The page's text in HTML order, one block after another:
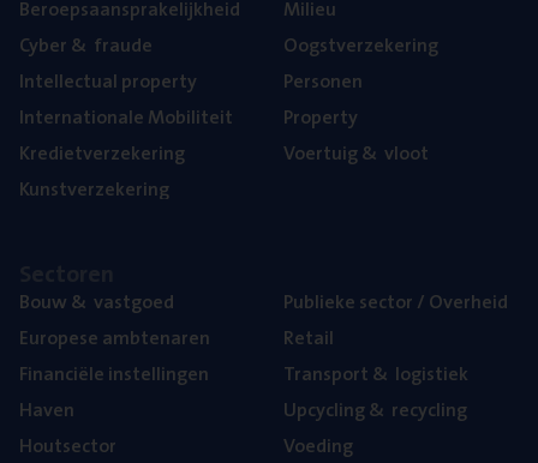
Beroeps­aan­spra­ke­lijk­heid
Cyber& fraude
Intel­lec­tu­al property
Inter­na­ti­o­na­le Mobiliteit
Kre­diet­ver­ze­ke­ring
Kunst­ver­ze­ke­ring
Mili­eu
Oogst­ver­ze­ke­ring
Per­so­nen
Pro­per­ty
Voer­tuig& vloot
Bouw& vastgoed
Euro­pe­se ambtenaren
Finan­ci­ë­le instellingen
Haven
Hout­sec­tor
Publie­ke sec­tor / Overheid
Retail
Trans­port& logistiek
Upcy­cling& recycling
Voe­ding